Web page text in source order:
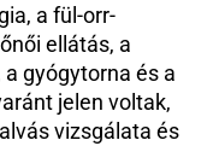
a fül-orr-
ellátás, a
gyógytorna és a
jelen voltak,
vizsgálata és